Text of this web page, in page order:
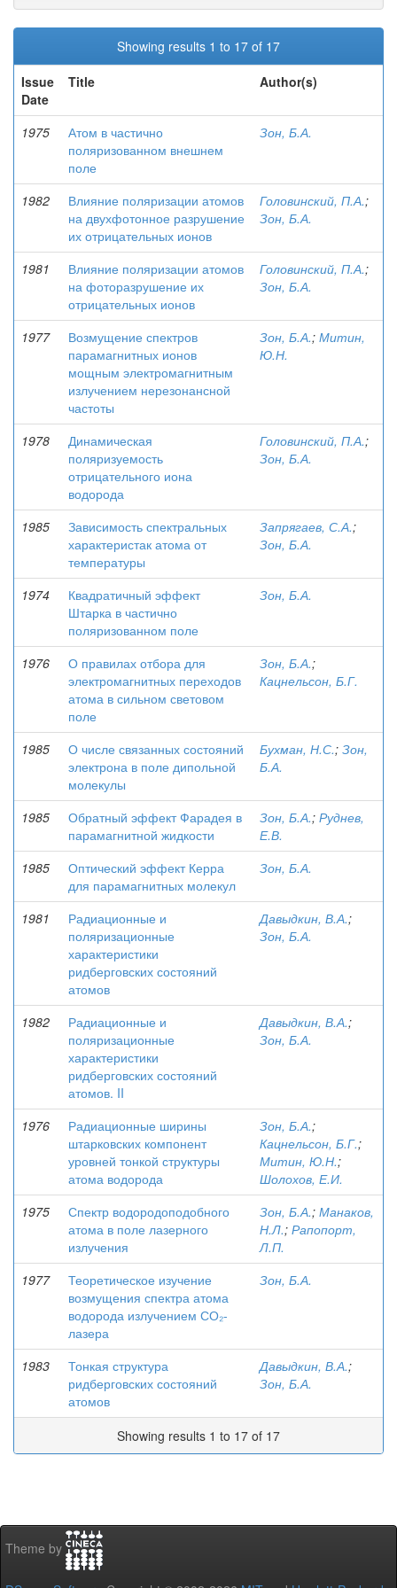
Showing results 1 to 17 of 17
Issue
Date
Title Author(s)
1975
Атом в частично
поляризованном внешнем
поле
Зон, Б.А.
1982
Влияние поляризации атомов
на двухфотонное разрушение
их отрицательных ионов
Головинский, П.А.;
Зон, Б.А.
1981
Влияние поляризации атомов
на фоторазрушение их
отрицательных ионов
Головинский, П.А.;
Зон, Б.А.
1977
Возмущение спектров
парамагнитных ионов
мощным электромагнитным
излучением нерезонансной
частоты
Зон, Б.А.; Митин,
Ю.Н.
1978
Динамическая
поляризуемость
отрицательного иона
водорода
Головинский, П.А.;
Зон, Б.А.
1985
Зависимость спектральных
характеристак атома от
температуры
Запрягаев, С.А.;
Зон, Б.А.
1974
Квадратичный эффект
Штарка в частично
поляризованном поле
Зон, Б.А.
1976
О правилах отбора для
электромагнитных переходов
атома в сильном световом
поле
Зон, Б.А.;
Кацнельсон, Б.Г.
1985
О числе связанных состояний
электрона в поле дипольной
молекулы
Бухман, Н.С.; Зон,
Б.А.
1985
Обратный эффект Фарадея в
парамагнитной жидкости
Зон, Б.А.; Руднев,
Е.В.
1985
Оптический эффект Керра
для парамагнитных молекул
Зон, Б.А.
1981
Радиационные и
поляризационные
характеристики
ридберговских состояний
атомов
Давыдкин, В.А.;
Зон, Б.А.
1982
Радиационные и
поляризационные
характеристики
ридберговских состояний
атомов. II
Давыдкин, В.А.;
Зон, Б.А.
1976
Радиационные ширины
штарковских компонент
уровней тонкой структуры
атома водорода
Зон, Б.А.;
Кацнельсон, Б.Г.;
Митин, Ю.Н.;
Шолохов, Е.И.
1975
Спектр водородоподобного
атома в поле лазерного
излучения
Зон, Б.А.; Манаков,
Н.Л.; Рапопорт,
Л.П.
1977
Теоретическое изучение
возмущения спектра атома
водорода излучением СО₂-
лазера
Зон, Б.А.
1983
Тонкая структура
ридберговских состояний
атомов
Давыдкин, В.А.;
Зон, Б.А.
Showing results 1 to 17 of 17
Theme by